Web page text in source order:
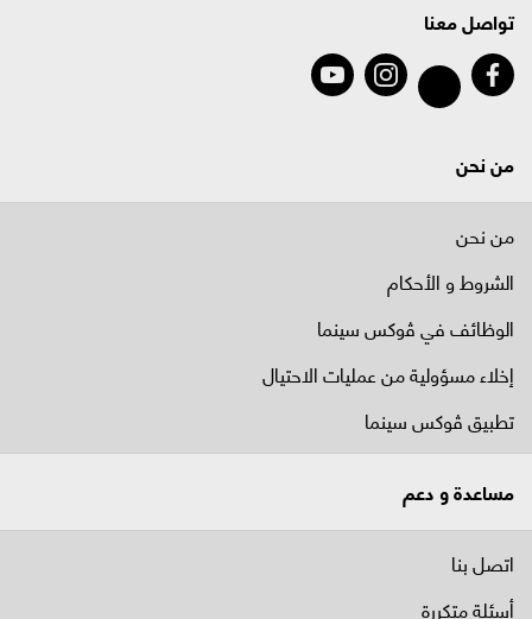
تواصل معنا
من نحن
من نحن
الشروط و الأحكام
الوظائف في ﭬوكس سينما
إخلاء مسؤولية من عمليات الاحتيال
تطبيق ڤوكس سينما
مساعدة و دعم
اتصل بنا
أسئلة متكررة